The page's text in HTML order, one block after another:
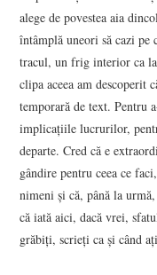
alege de povestea aia
întâmplă uneori să cazi pe
tracul, un frig interior ca
clipa aceea am descoperit
temporară de text. Pentru
implicațiile lucrurilor,
departe. Cred că e
gândire pentru ceea ce
nimeni și că, până la
că iată aici, dacă vrei,
grăbiți, scrieți ca și când